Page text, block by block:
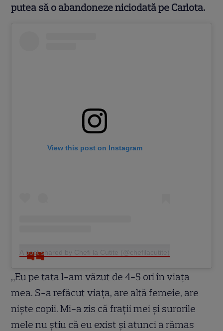
putea să o abandoneze niciodată pe Carlota.
View this post on Instagram
A post shared by Chefi la Cutite (@chefilacutite)
„Eu pe tata l-am văzut de 4-5 ori în viața
mea. S-a refăcut viața, are altă femeie, are
niște copii. Mi-a zis că frații mei și surorile
mele nu știu că eu exist și atunci a rămas